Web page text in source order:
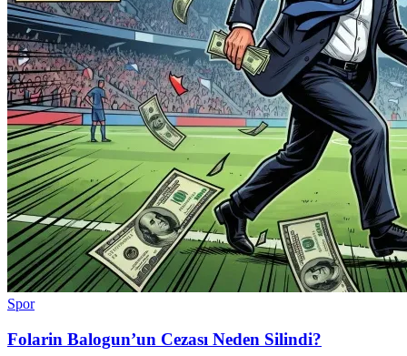
Spor
Folarin Balogun’un Cezası Neden Silindi?